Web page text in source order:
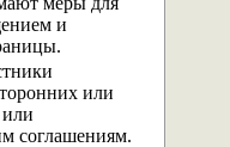
и
или
соглашениям.